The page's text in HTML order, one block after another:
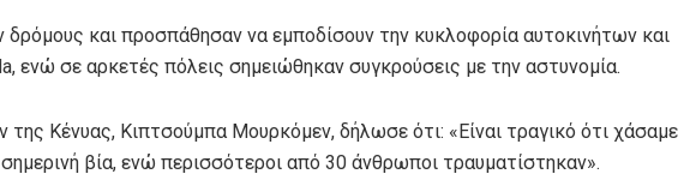
και προσπάθησαν να εμποδίσουν την κυκλοφορία αυτοκινήτων και
ενώ σε αρκετές πόλεις σημειώθηκαν συγκρούσεις με την αστυνομία.
Κένυας, Κιπτσούμπα Μουρκόμεν, δήλωσε ότι: «Είναι τραγικό ότι χάσαμε
βία, ενώ περισσότεροι από 30 άνθρωποι τραυματίστηκαν».